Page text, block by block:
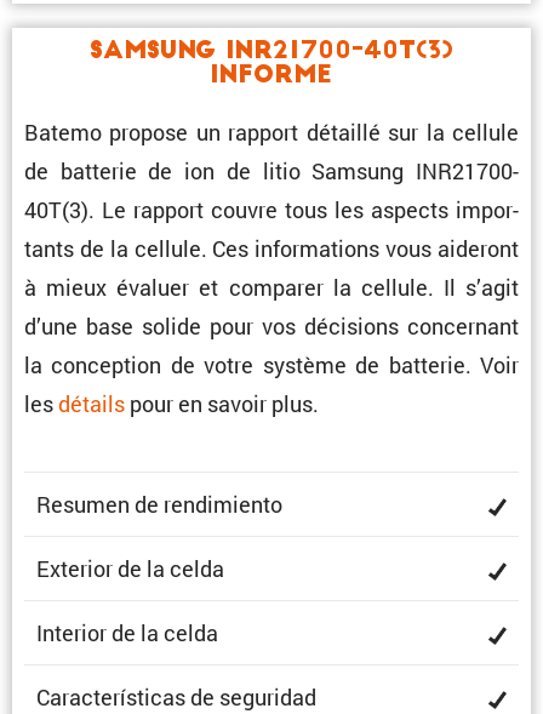
Samsung INR21700-40T(3)
Informe
Batemo propose un rapport détaillé sur la cellule
de batterie de ion de litio Samsung INR21700-
40T(3). Le rapport couvre tous les aspects impor­
tants de la cellule. Ces infor­ma­tions vous aideront
à mieux évaluer et comparer la cellule. Il s’agit
d’une base solide pour vos décisions concer­nant
la concep­tion de votre système de batterie. Voir
lesdétails pour en savoir plus.
Resumen de rendimiento
Exterior de la celda
Interior de la celda
Carac­te­rís­ticas de seguridad